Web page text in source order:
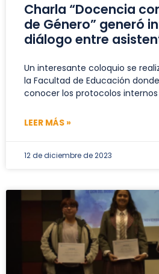
Charla “Docencia
de Género” generó
diálogo entre
Un interesante coloquio se
la Facultad de Educación
conocer los protocolos
LEER MÁS »
12 de diciembre de 2023